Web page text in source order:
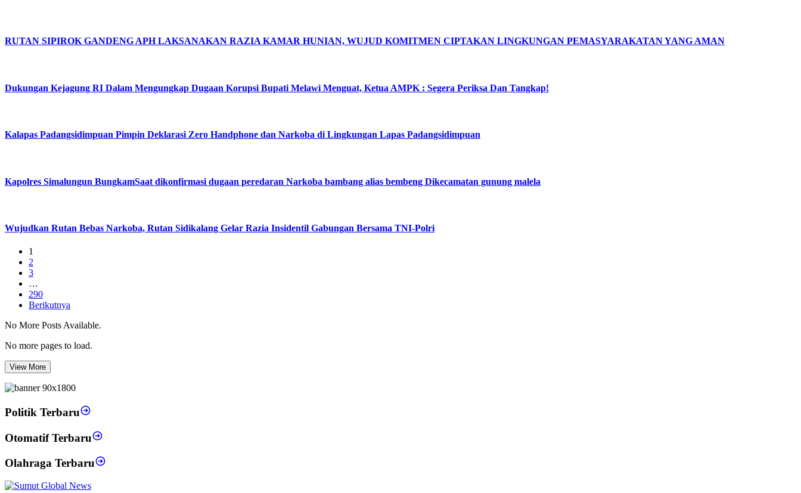
RUTAN SIPIROK GANDENG APH LAKSANAKAN RAZIA KAMAR HUNIAN, WUJUD KOMITMEN CIPTAKAN LINGKUNGAN PEMASYARAKATAN YANG AMAN
Dukungan Kejagung RI Dalam Mengungkap Dugaan Korupsi Bupati Melawi Menguat, Ketua AMPK : Segera Periksa Dan Tangkap!
Kalapas Padangsidimpuan Pimpin Deklarasi Zero Handphone dan Narkoba di Lingkungan Lapas Padangsidimpuan
Kapolres Simalungun BungkamSaat dikonfirmasi dugaan peredaran Narkoba bambang alias bembeng Dikecamatan gunung malela
Wujudkan Rutan Bebas Narkoba, Rutan Sidikalang Gelar Razia Insidentil Gabungan Bersama TNI-Polri
1
2
3
…
290
Berikutnya
No More Posts Available.
No more pages to load.
View More
Politik Terbaru
Otomatif Terbaru
Olahraga Terbaru